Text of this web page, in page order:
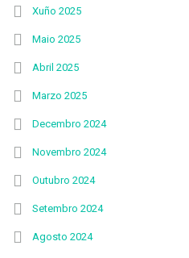
Xuño 2025
Maio 2025
Abril 2025
Marzo 2025
Decembro 2024
Novembro 2024
Outubro 2024
Setembro 2024
Agosto 2024